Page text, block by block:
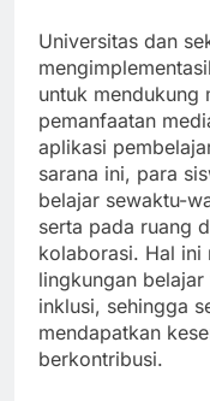
Universitas dan
untuk mendukung
pemanfaatan
aplikasi
sarana ini, para
belajar sewaktu-
serta pada ruang
kolaborasi. Hal ini
lingkungan
inklusi, sehingga
mendapatkan
berkontribusi.